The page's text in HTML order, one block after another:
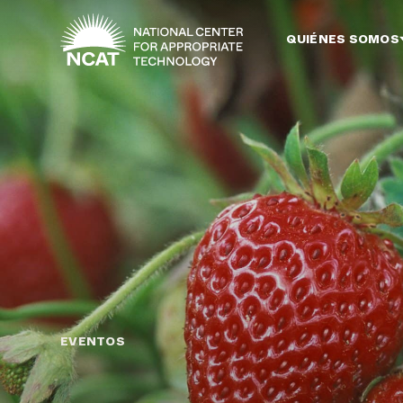
Ir al contenido principal
QUIÉNES SOMOS
EVENTOS